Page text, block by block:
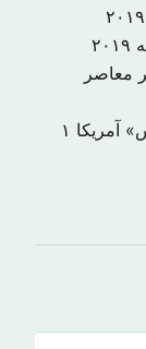
معاصر
آمریکا ۱